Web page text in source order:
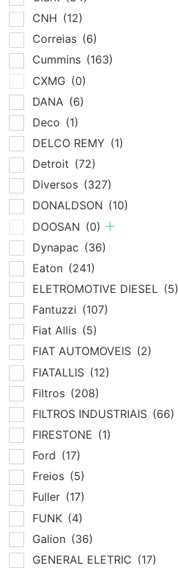
CNH (12)
Correias (6)
Cummins (163)
CXMG (0)
DANA (6)
Deco (1)
DELCO REMY (1)
Detroit (72)
Diversos (327)
DONALDSON (10)
DOOSAN (0)
Dynapac (36)
Eaton (241)
ELETROMOTIVE DIESEL (5)
Fantuzzi (107)
Fiat Allis (5)
FIAT AUTOMOVEIS (2)
FIATALLIS (12)
Filtros (208)
FILTROS INDUSTRIAIS (66)
FIRESTONE (1)
Ford (17)
Freios (5)
Fuller (17)
FUNK (4)
Galion (36)
GENERAL ELETRIC (17)